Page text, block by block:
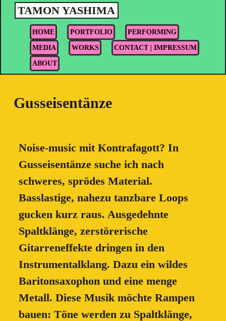
TAMON YASHIMA
HOME PORTFOLIO PERFORMING
MEDIA WORKS CONTACT | IMPRESSUM
ABOUT
Gusseisentänze
Noise-music mit Kontrafagott? In
Gusseisentänze suche ich nach
schweres, sprödes Material.
Basslastige, nahezu tanzbare Loops
gucken kurz raus. Ausgedehnte
Spaltklänge, zerstörerische
Gitarreneffekte dringen in den
Instrumentalklang. Dazu ein wildes
Baritonsaxophon und eine menge
Metall. Diese Musik möchte Rampen
bauen: Töne werden zu Spaltklänge,